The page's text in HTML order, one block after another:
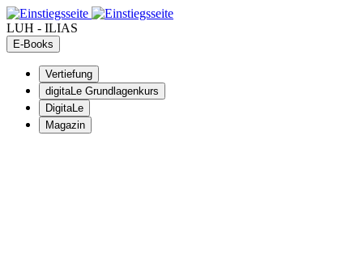
LUH - ILIAS
E-Books
Vertiefung
digitaLe Grundlagenkurs
DigitaLe
Magazin